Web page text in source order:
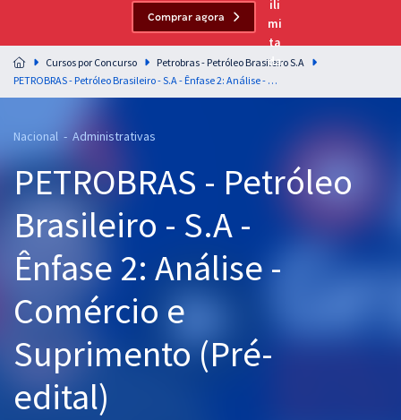
Residências Multiprofissionais
Preparação completa e intensiva para as principais
residências em saúde do Brasil
Cursos 20% OFF
Pós
Graduação
OAB
Questões grátis
Comprar agora
Cursos por Concurso
Petrobras - Petróleo Brasileiro S.A
PETROBRAS - Petróleo Brasileiro - S.A - Ênfase 2: Análise - Comércio e Suprimento (Pré-edital)
Nacional - Administrativas
PETROBRAS - Petróleo
Brasileiro - S.A -
Ênfase 2: Análise -
Comércio e
Suprimento (Pré-
edital)